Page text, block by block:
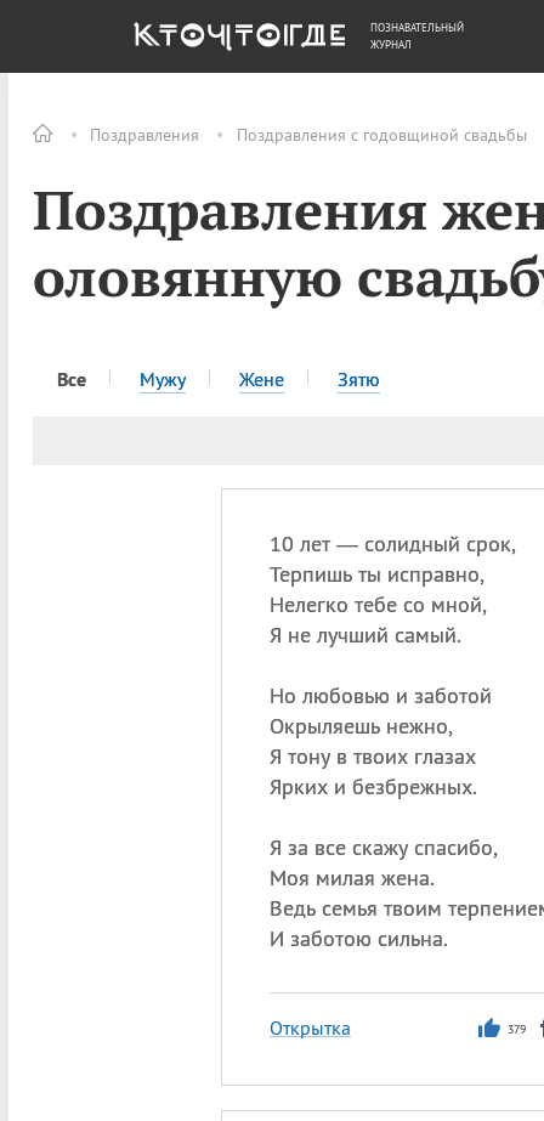
Поздравления Поздравления с годовщиной свадьбы
Поздравления
оловянную
Все Мужу Жене Зятю
10 лет — солидный срок,
Терпишь ты исправно,
Нелегко тебе со мной,
Я не лучший самый.
Но любовью и заботой
Окрыляешь нежно,
Я тону в твоих глазах
Ярких и безбрежных.
Я за все скажу спасибо,
Моя милая жена.
Ведь семья твоим
И заботою сильна.
Открытка 379
ОБЩЕСТВО ДЕНЬГИ
ПОЗНАВАТЕЛЬНЫЙ
ЖУРНАЛ